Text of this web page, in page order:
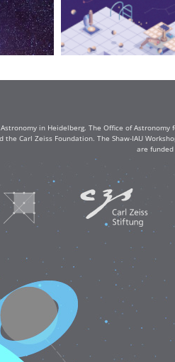
in Heidelberg. The Office of Astronomy
Carl Zeiss Foundation. The Shaw-IAU
are